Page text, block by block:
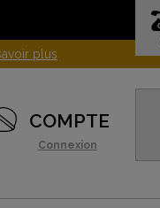
COMPTE
Connexion